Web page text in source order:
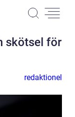
skötsel för
redaktionel